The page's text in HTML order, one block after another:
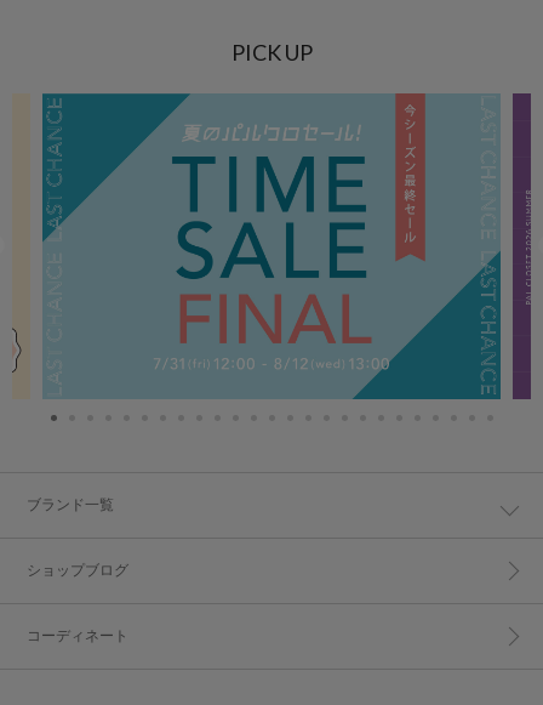
PICK UP
ブランド一覧
ショップブログ
コーディネート